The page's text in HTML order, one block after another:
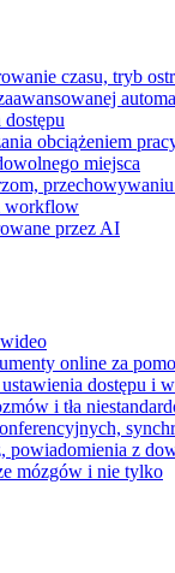
czasu, tryb
obciążeniem
miejsca
workflow
przez AI
online za
dostępu i
i tła
powiadomienia z
mózgów i nie tylko